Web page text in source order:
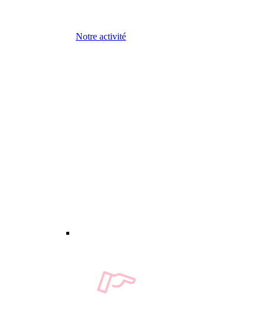
Notre activité